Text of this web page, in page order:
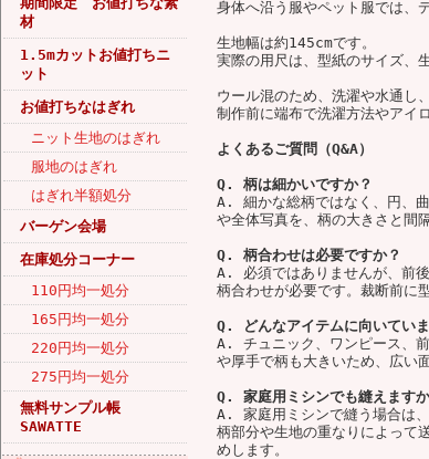
材
1.5mカットお値打ちニ
ット
お値打ちなはぎれ
ニット生地のはぎれ
服地のはぎれ
はぎれ半額処分
バーゲン会場
在庫処分コーナー
110円均一処分
165円均一処分
220円均一処分
275円均一処分
無料サンプル帳
SAWATTE
身体へ沿う服やペット服では、
生地幅は約145cmです。
実際の用尺は、型紙のサイズ、
ウール混のため、洗濯や水通し
制作前に端布で洗濯方法やアイ
よくあるご質問（Q&A）
Q. 柄は細かいですか？
A. 細かな総柄ではなく、円、
や全体写真を、柄の大きさと間
Q. 柄合わせは必要ですか？
A. 必須ではありませんが、前後
柄合わせが必要です。裁断前に
Q. どんなアイテムに向いてい
A. チュニック、ワンピース、
や厚手で柄も大きいため、広い
Q. 家庭用ミシンでも縫えます
A. 家庭用ミシンで縫う場合は、
柄部分や生地の重なりによって
めします。